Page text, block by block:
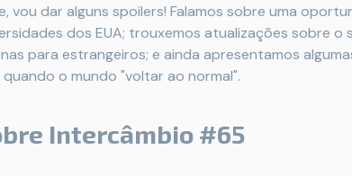
vou dar alguns spoilers! Falamos sobre uma
dos EUA; trouxemos atualizações sobre o
para estrangeiros; e ainda apresentamos
o mundo "voltar ao normal".
Intercâmbio #65